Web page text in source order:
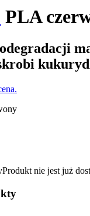
PLA
Produkt nie jest już